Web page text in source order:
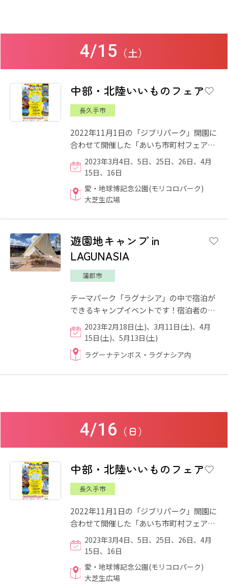
4/15 （土）
中部・北陸いいものフェア
長久手市
2022年11月1日の「ジブリパーク」開園に
合わせて開催した「あいち市町村フェア」
に引き続き、愛・地球博記念公園「モリコ
ロパーク」で中部・北陸9...
2023年3月4日、5日、25日、26日、4月
15日、16日
愛・地球博記念公園(モリコロパーク)
大芝生広場
遊園地キャンプ in
LAGUNASIA
蒲郡市
テーマパーク「ラグナシア」の中で宿泊が
できるキャンプイベントです！宿泊者の方
はラグナシアに飲食物持ち込みがOKです♪
宿泊だからこそ楽しめるイ...
2023年2月18日(土)、3月11日(土)、4月
15日(土)、5月13日(土)
ラグーナテンボス・ラグナシア内
4/16 （日）
中部・北陸いいものフェア
長久手市
2022年11月1日の「ジブリパーク」開園に
合わせて開催した「あいち市町村フェア」
に引き続き、愛・地球博記念公園「モリコ
ロパーク」で中部・北陸9...
2023年3月4日、5日、25日、26日、4月
15日、16日
愛・地球博記念公園(モリコロパーク)
大芝生広場